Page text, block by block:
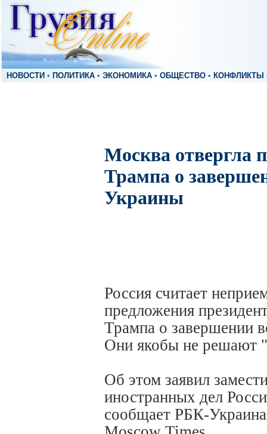
НОВОСТИ • ПОЛИТИКА • ЭКОНОМИКА • ОБЩЕСТВО • КОНФЛИКТЫ
Москва отвергла
Трампа о
Украины
Россия считает
предложения
Трампа о завершении
Они якобы не решают
Об этом заявил
иностранных дел
сообщает РБК-